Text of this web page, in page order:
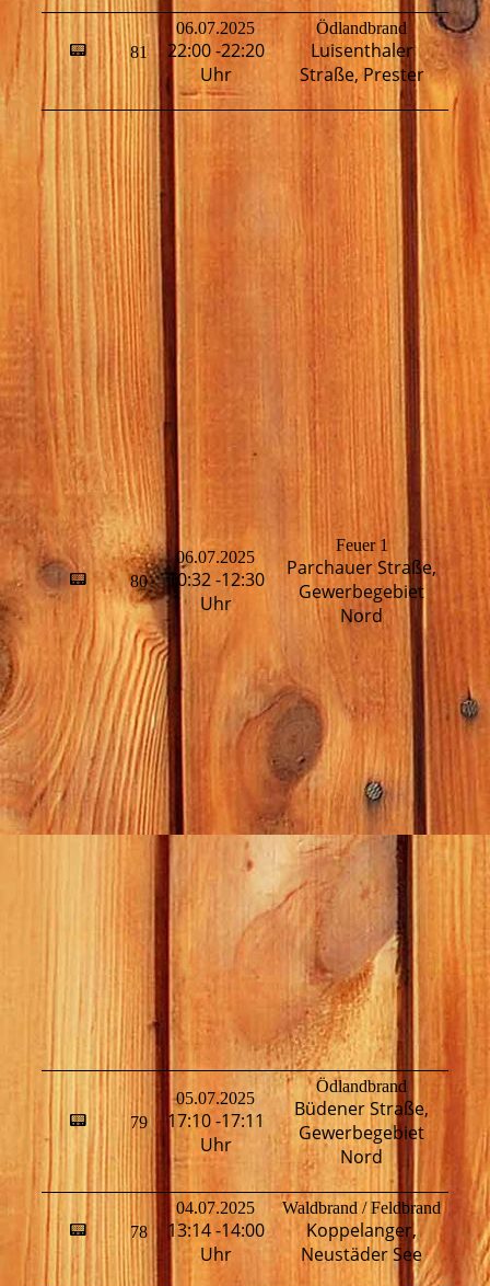
📟 81
06.07.2025
22:00 -22:20
Uhr
Ödlandbrand
Luisenthaler
Straße, Prester
📟 80
06.07.2025
10:32 -12:30
Uhr
Feuer 1
Parchauer Straße,
Gewerbegebiet
Nord
📟 79
05.07.2025
17:10 -17:11
Uhr
Ödlandbrand
Büdener Straße,
Gewerbegebiet
Nord
📟 78
04.07.2025
13:14 -14:00
Uhr
Waldbrand / Feldbrand
Koppelanger,
Neustäder See